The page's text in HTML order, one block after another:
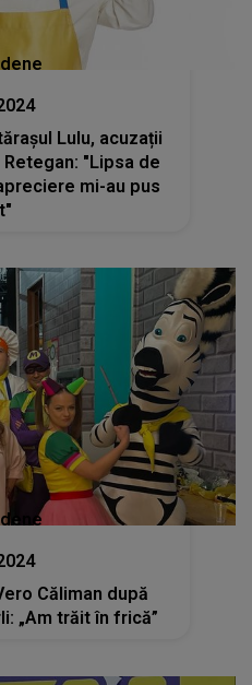
"Lipsa de
mi-au pus
Căliman după
„Am trăit în frică”